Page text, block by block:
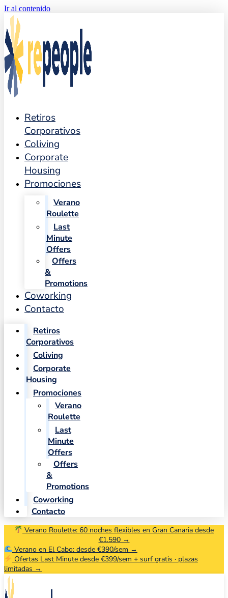
Ir al contenido
Retiros
Corporativos
Coliving
Corporate
Housing
Promociones
Verano
Roulette
Last
Minute
Offers
Offers
&
Promotions
Coworking
Contacto
Retiros
Corporativos
Coliving
Corporate
Housing
Promociones
Verano
Roulette
Last
Minute
Offers
Offers
&
Promotions
Coworking
Contacto
Verano Roulette: 60 noches flexibles en Gran Canaria desde
€1.590 →
Verano en El Cabo: desde €390/sem →
Ofertas Last Minute desde €399/sem + surf gratis · plazas
limitadas →